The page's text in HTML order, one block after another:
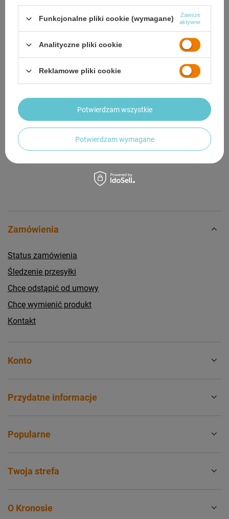
OPIS
Potrzebujesz pomocy? Masz pytania?
Zadaj pytanie a my odpowiemy niezwłocznie,
najciekawsze pytania i odpowiedzi publikując
dla innych.
Zamówienia
Status zamówienia
Śledzenie przesyłki
Chcę odstąpić od umowy
Chcę wymienić produkt
Kontakt
Konto
Przydatne informacje
Popularne
Twoja strefa
O Kronosie
Funkcjonalne pliki cookie (wymagane)
Zawsze
aktywne
Analityczne pliki cookie
Reklamowe pliki cookie
Potwierdzam wymagane
Potwierdzam wszystkie